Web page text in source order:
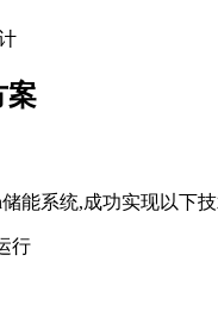
案
能系统,成功实现以下技
行